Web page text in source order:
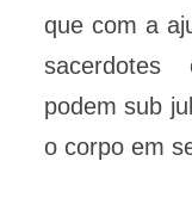
que com a
sacerdotes
podem sub
o corpo em